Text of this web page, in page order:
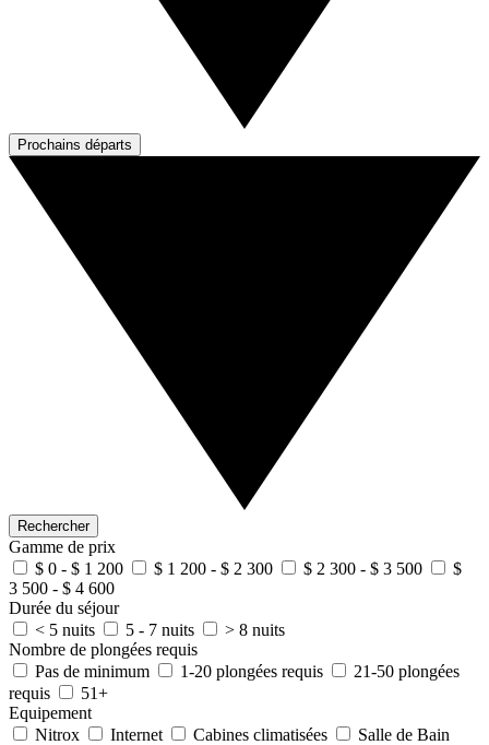
Prochains départs
Rechercher
Gamme de prix
$ 0 - $ 1 200
$ 1 200 - $ 2 300 $ 2 300 - $ 3 500
$
3 500 - $ 4 600
Durée du séjour
< 5 nuits
5 - 7 nuits
> 8 nuits
Nombre de plongées requis
Pas de minimum
1-20 plongées requis
21-50 plongées
requis
51+
Equipement
Nitrox
Internet Cabines climatisées
Salle de Bain